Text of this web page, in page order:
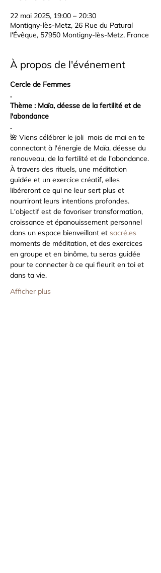
22 mai 2025, 19:00 – 20:30
Montigny-lès-Metz, 26 Rue du Patural
l'Évêque, 57950 Montigny-lès-Metz, France
À propos de l'événement
Cercle de Femmes
.
Thème : Maïa, déesse de la fertilité et de
l'abondance
.
🌺 Viens célébrer le joli  mois de mai en te
connectant à l'énergie de Maïa, déesse du
renouveau, de la fertilité et de l'abondance.
À travers des rituels, une méditation
guidée et un exercice créatif, elles
libéreront ce qui ne leur sert plus et
nourriront leurs intentions profondes.
L'objectif est de favoriser transformation,
croissance et épanouissement personnel
dans un espace bienveillant et sacré.es
moments de méditation, et des exercices
en groupe et en binôme, tu seras guidée
pour te connecter à ce qui fleurit en toi et
dans ta vie.
Afficher plus